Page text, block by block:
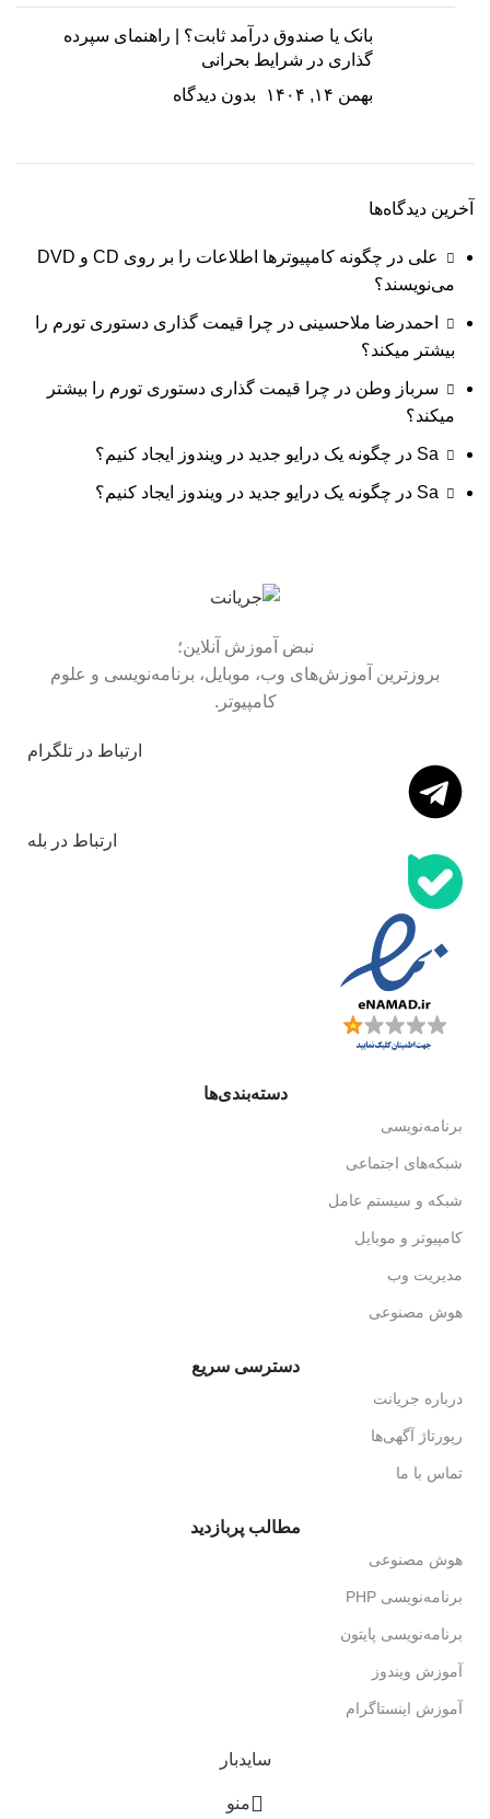
بانک یا صندوق درآمد ثابت؟ | راهنمای سپرده
گذاری در شرایط بحرانی
بهمن ۱۴, ۱۴۰۴
بدون دیدگاه
آخرین دیدگاه‌ها
علی در
چگونه کامپیوترها اطلاعات را بر روی CD و DVD
می‌نویسند؟
احمدرضا ملاحسینی در چرا قیمت گذاری دستوری تورم را
بیشتر میکند؟
سرباز وطن در چرا قیمت گذاری دستوری تورم را بیشتر
میکند؟
Sa در چگونه یک درایو جدید در ویندوز ایجاد کنیم؟
Sa در چگونه یک درایو جدید در ویندوز ایجاد کنیم؟
نبض آموزش آنلاین؛
بروزترین آموزش‌های وب، موبایل، برنامه‌نویسی و علوم
کامپیوتر.
ارتباط در تلگرام
ارتباط در بله
دسته‌بندی‌ها
برنامه‌نویسی
شبکه‌های اجتماعی
شبکه و سیستم عامل
کامپیوتر و موبایل
مدیریت وب
هوش مصنوعی
دسترسی سریع
درباره جریانت
رپورتاژ آگهی‌ها
تماس با ما
مطالب پربازدید
هوش مصنوعی
برنامه‌نویسی PHP
برنامه‌نویسی پایتون
آموزش ویندوز
آموزش اینستاگرام
سایدبار
منو